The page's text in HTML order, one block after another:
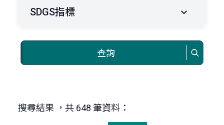
SDGS指標
查詢
搜尋結果 ，共 648 筆資料：